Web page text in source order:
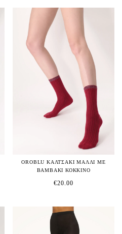
OROBLU ΚΑΛΤΣΑΚΙ ΜΑΛΛΙ ΜΕ
ΒΑΜΒΑΚΙ ΚΟΚΚΙΝΟ
€20.00